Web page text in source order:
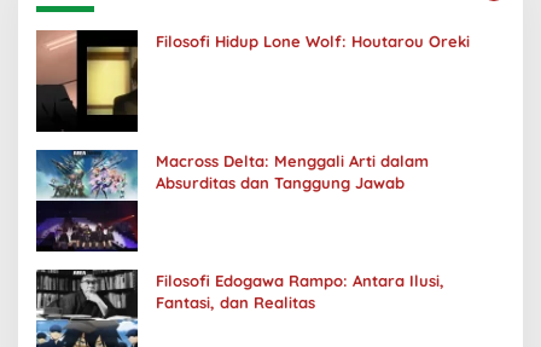
Filosofi Hidup Lone Wolf: Houtarou Oreki
Macross Delta: Menggali Arti dalam
Absurditas dan Tanggung Jawab
Filosofi Edogawa Rampo: Antara Ilusi,
Fantasi, dan Realitas